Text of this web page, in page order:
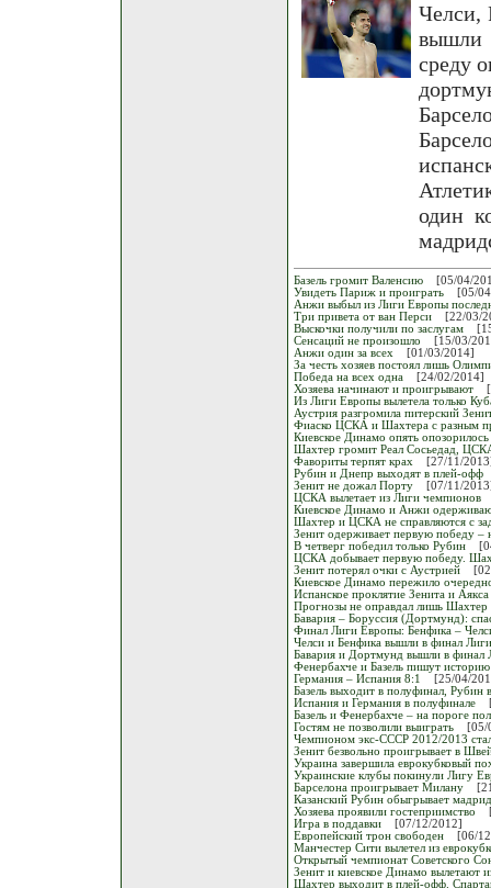
Челси,
вышли
среду
один
Базель громит Валенсию
[05/04/
Увидеть Париж и проиграть
[05/
Анжи выбыл из Лиги Европы
Три привета от ван Перси
[22/03/
Выскочки получили по заслугам
Сенсаций не произошло
[15/03/
Анжи один за всех
[01/03/2014]
За честь хозяев постоял лишь
Победа на всех одна
[24/02/2014]
Хозяева начинают и проигрывают
Из Лиги Европы вылетела только
Аустрия разгромила питерский
Фиаско ЦСКА и Шахтера с разным
Киевское Динамо опять опозорилось
Шахтер громит Реал Сосьедад,
Фавориты терпят крах
[27/11/
Рубин и Днепр выходят в плей-офф
Зенит не дожал Порту
[07/11/
ЦСКА вылетает из Лиги чемпионов
Киевское Динамо и Анжи
Шахтер и ЦСКА не справляются с
Зенит одерживает первую победу –
В четверг победил только Рубин
ЦСКА добывает первую победу.
Зенит потерял очки с Аустрией
Киевское Динамо пережило
Испанское проклятие Зенита и Аякса
Прогнозы не оправдал лишь Шахтер
Бавария – Боруссия (Дортмунд):
Финал Лиги Европы: Бенфика –
Челси и Бенфика вышли в финал
Бавария и Дортмунд вышли в финал
Фенербахче и Базель пишут историю
Германия – Испания 8:1
[25/04/
Базель выходит в полуфинал, Рубин
Испания и Германия в полуфинале
Базель и Фенербахче – на пороге
Гостям не позволили выиграть
[05/
Чемпионом экс-СССР 2012/2013
Зенит безвольно проигрывает в
Украина завершила еврокубковый
Украинские клубы покинули Лигу
Барселона проигрывает Милану
Казанский Рубин обыгрывает
Хозяева проявили гостеприимство
Игра в поддавки
[07/12/2012]
Европейский трон свободен
[06/
Манчестер Сити вылетел из
Открытый чемпионат Советского
Зенит и киевское Динамо вылетают
Шахтер выходит в плей-офф.